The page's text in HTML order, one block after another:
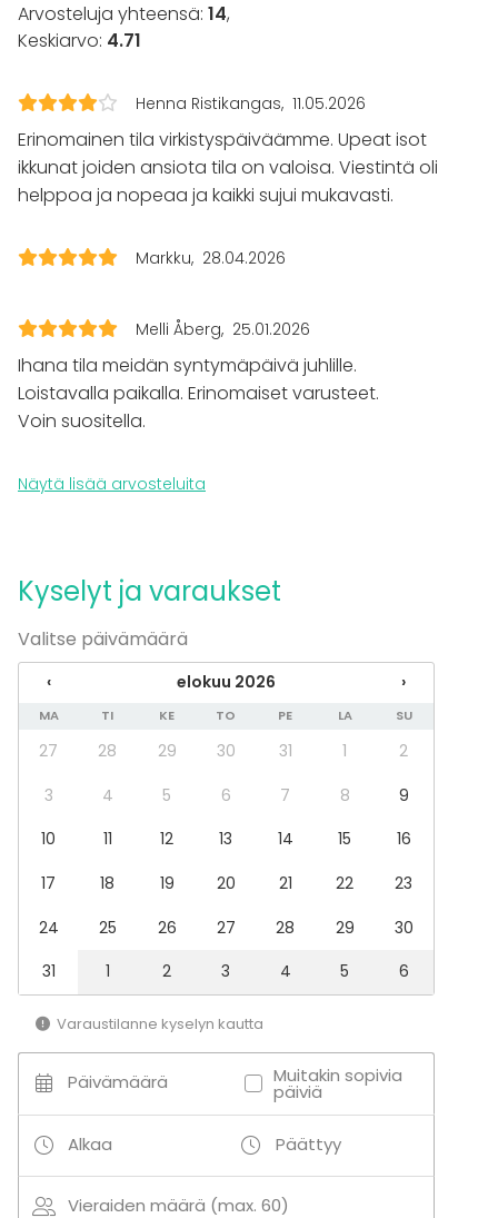
Kalusto
Keittiö asiakkaan käytössä
Astiasto
Tapahtumatyypit
Juhlat
Häät
Illallinen / lounas
Messut
Virkistystilaisuus
Mökkireissu / retriitti
Elämys / aktiviteetti
Tilatyypit
Ateljee
Terassi / Piha
Aktiviteetit
Arvosteluja yhteensä: 14,
Keskiarvo: 4.71
Henna Ristikangas 11.05.2026
Erinomainen tila virkistyspäiväämme. Upeat isot
ikkunat joiden ansiota tila on valoisa. Viestintä oli
helppoa ja nopeaa ja kaikki sujui mukavasti.
Markku 28.04.2026
Melli Åberg 25.01.2026
Ihana tila meidän syntymäpäivä juhlille.
Loistavalla paikalla. Erinomaiset varusteet.
Voin suositella.
Näytä lisää arvosteluita
Kyselyt ja varaukset
Valitse päivämäärä
‹ elokuu 2026 ›
MA TI KE TO PE LA SU
27 28 29 30 31 1
2
3
4 5 6 7 8
9
10
11 12 13 14 15
16
17
18 19 20 21 22
23
24
25 26 27 28 29
30
31
1 2 3 4 5 6
Varaustilanne kyselyn kautta
Päivämäärä Muitakin sopivia
päiviä
Alkaa Päättyy
Vieraiden määrä (max. 60)